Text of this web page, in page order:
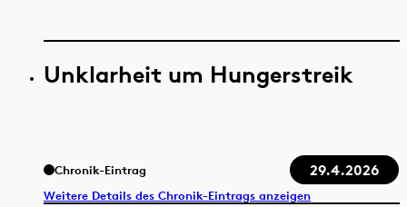
Unklarheit um Hungerstreik
Chronik-Eintrag 29.4.2026
Weitere Details des Chronik-Eintrags anzeigen